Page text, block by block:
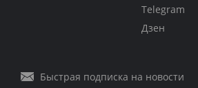
Telegram
Дзен
Быстрая подписка на новости